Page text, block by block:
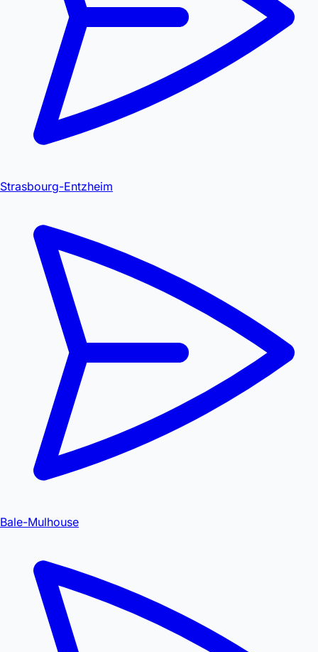
Strasbourg-Entzheim
Bale-Mulhouse